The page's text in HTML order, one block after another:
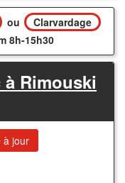
menu
ou
Clarvardage
8h-15h30
Rimouski
à jour